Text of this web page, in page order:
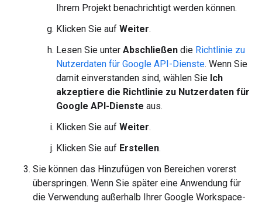
Ihrem Projekt benachrichtigt werden können.
Klicken Sie auf Weiter.
Lesen Sie unter Abschließen die Richtlinie zu
Nutzerdaten für Google API-Dienste. Wenn Sie
damit einverstanden sind, wählen Sie Ich
akzeptiere die Richtlinie zu Nutzerdaten für
Google API-Dienste aus.
Klicken Sie auf Weiter.
Klicken Sie auf Erstellen.
Sie können das Hinzufügen von Bereichen vorerst
überspringen. Wenn Sie später eine Anwendung für
die Verwendung außerhalb Ihrer Google Workspace-